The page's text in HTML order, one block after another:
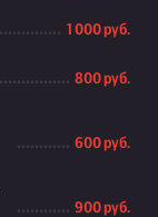
1 000 руб.
800 руб.
600 руб.
900 руб.